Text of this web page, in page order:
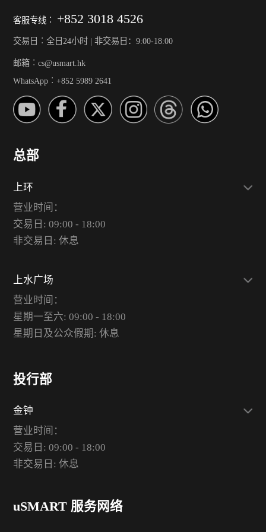
客服专线︰ +852 3018 4526
交易日︰全日24小时 | 非交易日：9:00-18:00
邮箱︰cs@usmart.hk
WhatsApp︰+852 5989 2641
总部
上环
营业时间：
交易日: 09:00 - 18:00
非交易日: 休息
上水广场
营业时间：
星期一至六: 09:00 - 18:00
星期日及公众假期: 休息
投行部
金钟
营业时间：
交易日: 09:00 - 18:00
非交易日: 休息
uSMART 服务网络